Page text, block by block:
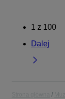
1 z 100
Dalej